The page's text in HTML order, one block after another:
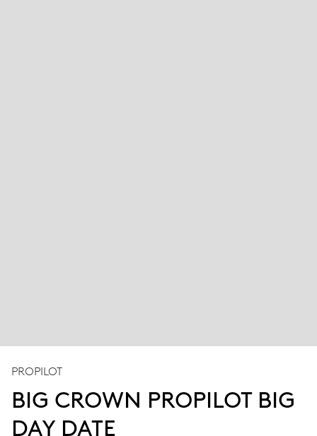
PROPILOT
BIG CROWN PROPILOT BIG
DAY DATE